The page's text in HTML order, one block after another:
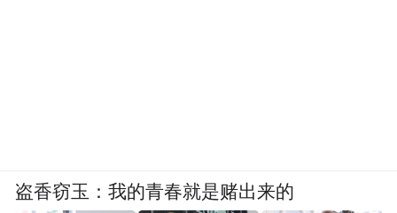
盗香窃玉：我的青春就是赌出来的